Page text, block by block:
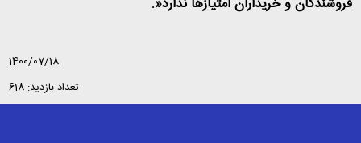
فروشندگان و خریداران امتیازها ندارد.»
1400/07/18
تعداد بازدید: 618